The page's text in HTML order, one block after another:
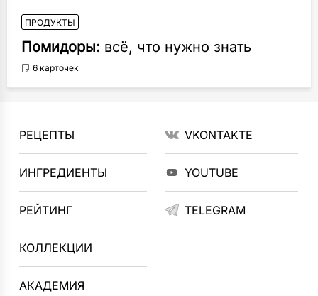
ПРОДУКТЫ
Помидоры: всё, что нужно знать
6 карточек
РЕЦЕПТЫ
ИНГРЕДИЕНТЫ
РЕЙТИНГ
КОЛЛЕКЦИИ
АКАДЕМИЯ
VKONTAKTE
YOUTUBE
TELEGRAM